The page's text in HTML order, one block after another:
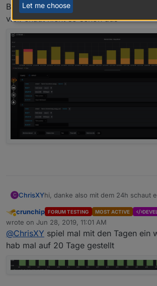
Balken und wenn ich 14 Tage nehme
viel. chaut nicht so schön aus
C ChrisXYhi, danke also mit dem 24h schaut
DIe Teitangaben unten find ich
Monat habe ich nicht den
Balken und wenn ich 14 Tage
zu viel. chaut nicht so schön aus
Away
crunchip FORUM TESTING MOST ACTIVE
wrote on Jun 28, 2019, 11:01 AM
last edited by
@ChrisXY spiel mal mit den Tagen ein
hab mal auf 20 Tage gestellt
Let me choose